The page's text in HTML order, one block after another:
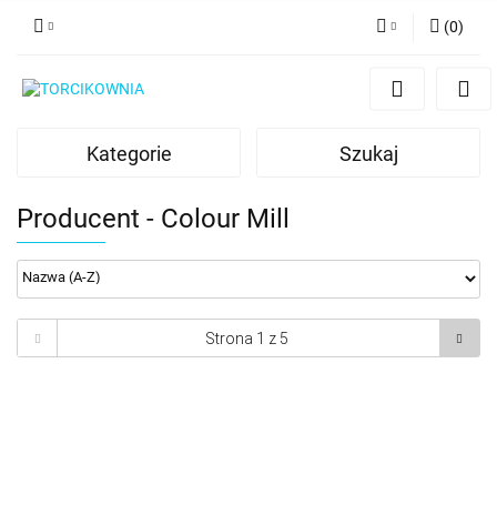
Zaloguj się
Dodaj zgłoszenie
(0)
Kategorie Szukaj
Producent - Colour Mill